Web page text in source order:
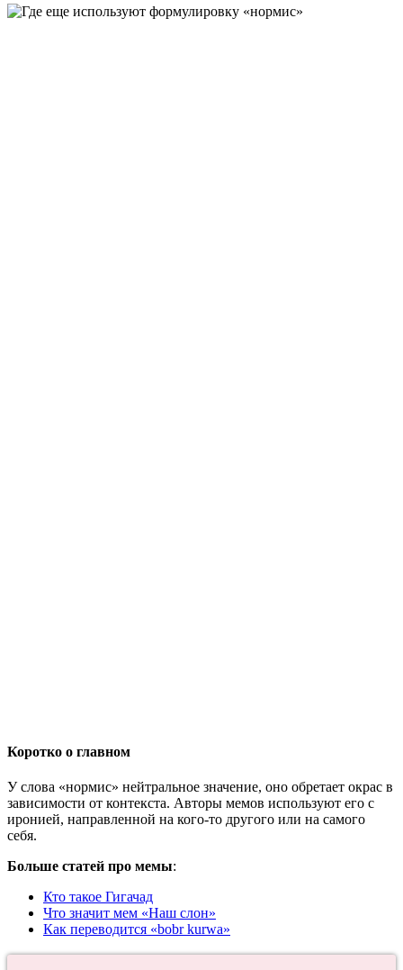
Коротко о главном
У слова «нормис» нейтральное значение, оно обретает окрас в
зависимости от контекста. Авторы мемов используют его с
иронией, направленной на кого-то другого или на самого
себя.
Больше статей про мемы:
Кто такое Гигачад
Что значит мем «Наш слон»
Как переводится «bobr kurwa»